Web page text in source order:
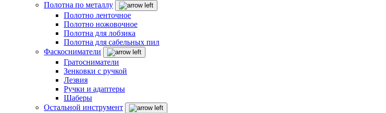
Полотна по металлу
Полотно ленточное
Полотно ножовочное
Полотна для лобзика
Полотна для сабельных пил
Фаскосниматели
Гратосниматели
Зенковки с ручкой
Лезвия
Ручки и адаптеры
Шаберы
Остальной инструмент